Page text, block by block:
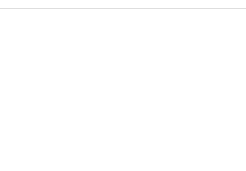
device by actively scanning it for
about your use of our site with our social